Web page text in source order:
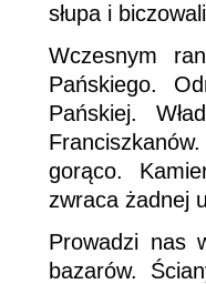
słupa i
Wczesnym
Pańskiego.
Pańskiej.
gorąco.
zwraca żadnej
Prowadzi nas
bazarów.